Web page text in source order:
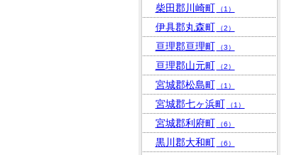
柴田郡川崎町 （1）
伊具郡丸森町 （2）
亘理郡亘理町 （3）
亘理郡山元町 （2）
宮城郡松島町 （1）
宮城郡七ヶ浜町 （1）
宮城郡利府町 （6）
黒川郡大和町 （6）